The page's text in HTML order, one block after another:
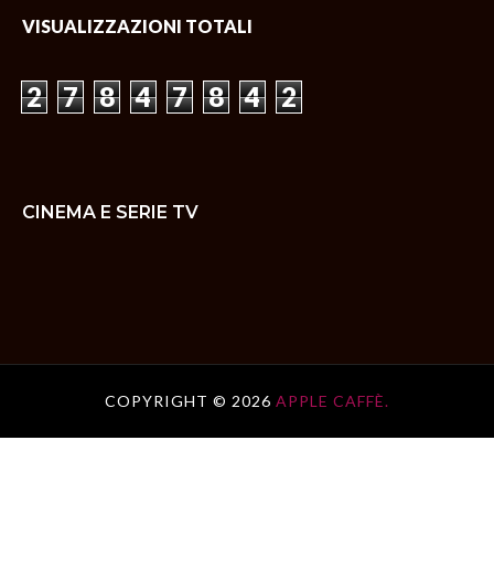
VISUALIZZAZIONI TOTALI
2 7 8 4 7 8 4 2
CINEMA E SERIE TV
COPYRIGHT © 2026 APPLE CAFFÈ.